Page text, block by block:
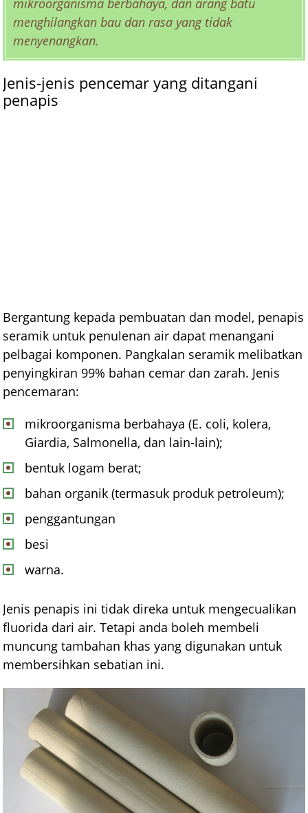
mikroorganisma berbahaya, dan arang batu
menghilangkan bau dan rasa yang tidak
menyenangkan.
Jenis-jenis pencemar yang ditangani
penapis
Bergantung kepada pembuatan dan model, penapis
seramik untuk penulenan air dapat menangani
pelbagai komponen. Pangkalan seramik melibatkan
penyingkiran 99% bahan cemar dan zarah. Jenis
pencemaran:
mikroorganisma berbahaya (E. coli, kolera,
Giardia, Salmonella, dan lain-lain);
bentuk logam berat;
bahan organik (termasuk produk petroleum);
penggantungan
besi
warna.
Jenis penapis ini tidak direka untuk mengecualikan
fluorida dari air. Tetapi anda boleh membeli
muncung tambahan khas yang digunakan untuk
membersihkan sebatian ini.